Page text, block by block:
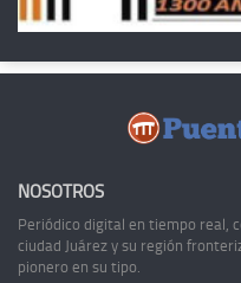
NOSOTROS
Periódico digital en tiempo real,
ciudad Juárez y su región
pionero en su tipo.